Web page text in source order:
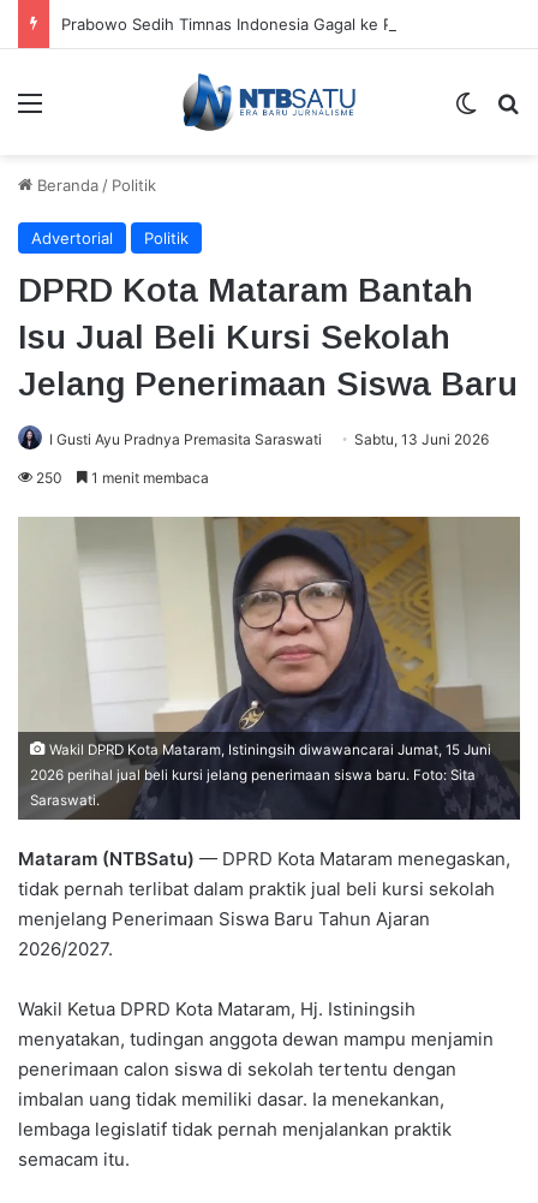
Menu
Beranda / Politik
Advertorial Politik
DPRD Kota Mataram Bantah
Isu Jual Beli Kursi Sekolah
Jelang Penerimaan Siswa Baru
I Gusti Ayu Pradnya Premasita Saraswati Sabtu, 13 Juni 2026
250 1 menit membaca
Wakil DPRD Kota Mataram, Istiningsih diwawancarai Jumat, 15 Juni
2026 perihal jual beli kursi jelang penerimaan siswa baru. Foto: Sita
Saraswati.
Mataram (NTBSatu) — DPRD Kota Mataram menegaskan,
tidak pernah terlibat dalam praktik jual beli kursi sekolah
menjelang Penerimaan Siswa Baru Tahun Ajaran
2026/2027.
Wakil Ketua DPRD Kota Mataram, Hj. Istiningsih
menyatakan, tudingan anggota dewan mampu menjamin
penerimaan calon siswa di sekolah tertentu dengan
imbalan uang tidak memiliki dasar. Ia menekankan,
lembaga legislatif tidak pernah menjalankan praktik
semacam itu.